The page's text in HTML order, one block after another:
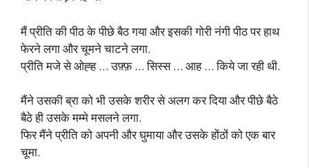
मैं प्रीति की पीठ के पीछे बैठ गया और इसकी गोरी नंगी पीठ पर हाथ
फेरने लगा और चूमने चाटने लगा.
प्रीति मजे से ओह्ह … उफ़्फ़ … सिस्स … आह … किये जा रही थी.
मैंने उसकी ब्रा को भी उसके शरीर से अलग कर दिया और पीछे बैठे
बैठे ही उसके मम्मे मसलने लगा.
फिर मैंने प्रीति को अपनी और घुमाया और उसके होंठों को एक बार
चूमा.